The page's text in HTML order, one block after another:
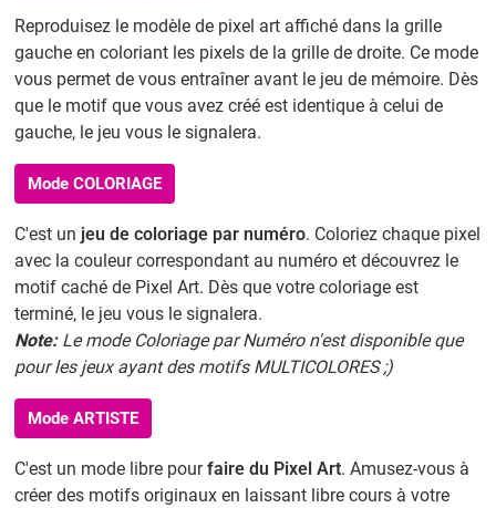
Reproduisez le modèle de pixel art affiché dans la grille
gauche en coloriant les pixels de la grille de droite. Ce mode
vous permet de vous entraîner avant le jeu de mémoire. Dès
que le motif que vous avez créé est identique à celui de
gauche, le jeu vous le signalera.
Mode COLORIAGE
C'est un jeu de coloriage par numéro. Coloriez chaque pixel
avec la couleur correspondant au numéro et découvrez le
motif caché de Pixel Art. Dès que votre coloriage est
terminé, le jeu vous le signalera.
Note:Le mode Coloriage par Numéro n'est disponible que
pour les jeux ayant des motifs MULTICOLORES ;)
Mode ARTISTE
C'est un mode libre pourfaire du Pixel Art. Amusez-vous à
créer des motifs originaux en laissant libre cours à votre